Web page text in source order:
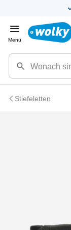
Menü
Stiefeletten